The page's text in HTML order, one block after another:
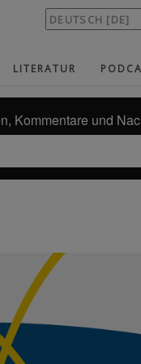
LITERATUR
Kommentare und